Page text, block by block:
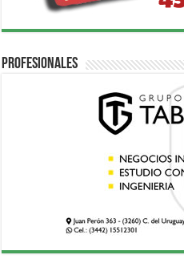
Profesionales